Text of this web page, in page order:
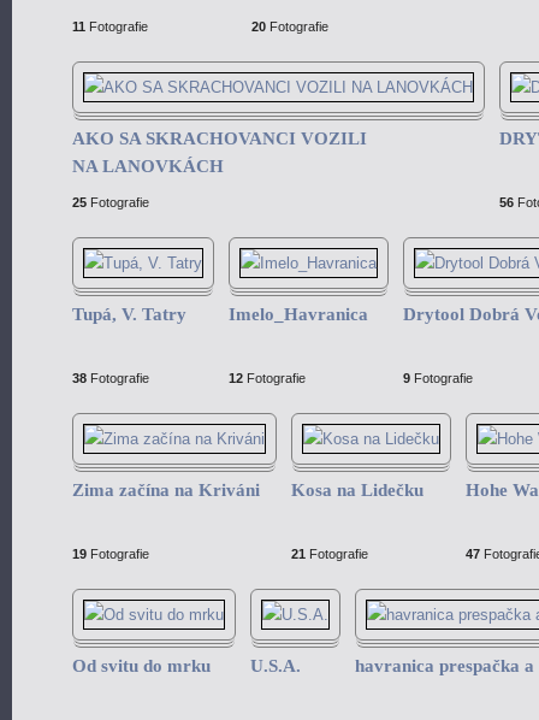
11 Fotografie 20 Fotografie
AKO SA SKRACHOVANCI VOZILI
NA LANOVKÁCH
25 Fotografie 56
Tupá, V. Tatry
38 Fotografie
Imelo_Havranica
12 Fotografie
Drytool Dobrá
9 Fotografie
Zima začína na Kriváni
19 Fotografie
Kosa na Lidečku
21 Fotografie
Hohe
47
Od svitu do mrku U.S.A. havranica prespačka a